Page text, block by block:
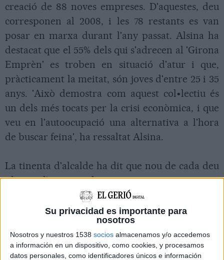
Su privacidad es importante para
nosotros
Nosotros y nuestros 1538 socios almacenamos y/o accedemos
a información en un dispositivo, como cookies, y procesamos
datos personales, como identificadores únicos e información
creació de 88 noves empreses. D'aquestes, deu
corresponen al 2008, i les 78 restants es van
posar en marxa durant l'any passat. Alsina ha
destacat que el 55% dels qui s'adrecen al 'Girona
Emprèn' es troben en situació d'atur i que,
pràcticament la meitat, són joves d'entre 25 i 35
anys. 'Això demostra com aquest col•lectiu és
un dels més tocats per la crisi econòmica, i que
veu en l'autoocupació una alternativa a l'hora
de buscar feina', ha ressaltat Alsina.
La tinenta d'alcalde ha dit que nou de cada deu
idees d'emprenedoria que es presenten
corresponen a empreses de serveis. 'N'hi ha
tant de comerç al detall o on-line, com
hostaleria i altres de serveis a persones o
empreses', ha declarat. Alsina també ha dit que
'la manca de finançament' continua essent el